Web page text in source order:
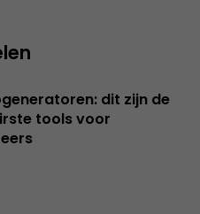
dit zijn de
tools voor